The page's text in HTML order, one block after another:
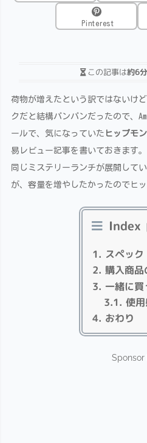
Pinterest
この記事は約6分
荷物が増えたという訳ではないけ
クだと結構パンパンだったので、
ールで、気になっていた ヒップモ
易レビュー記事を書いておきます。
同じミステリーランチが展開して
が、容量を増やしたかったのでヒ
Index
スペック
購入商品
一緒に買
使
おわり
Sponsor